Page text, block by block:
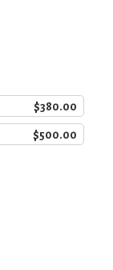
$380.00
$500.00